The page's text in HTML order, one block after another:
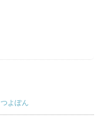
つよぽん